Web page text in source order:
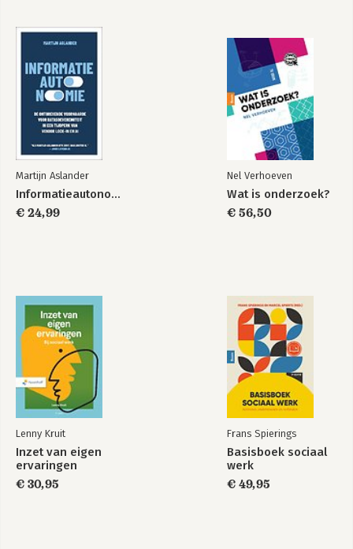
Lang zal ik lekker
leven
Gedoogdemocratie
Bekijk alle boeken
Martijn Aslander
Informatieautonomie
€ 24,99
Nel Verhoeven
Wat is onderzoek?
€ 56,50
Lenny Kruit
Inzet van eigen
ervaringen
€ 30,95
Frans Spierings
Basisboek sociaal
werk
€ 49,95